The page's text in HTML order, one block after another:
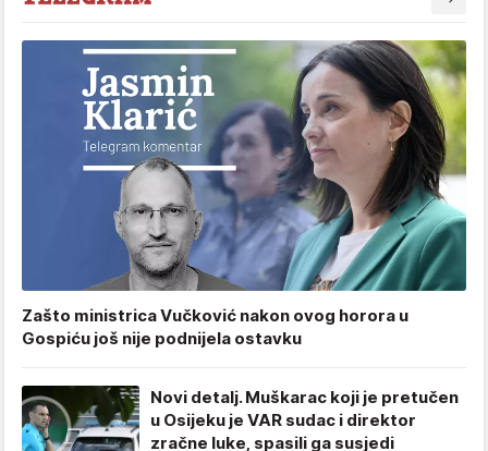
Zašto ministrica Vučković nakon ovog horora u
Gospiću još nije podnijela ostavku
Novi detalj. Muškarac koji je pretučen
u Osijeku je VAR sudac i direktor
zračne luke, spasili ga susjedi